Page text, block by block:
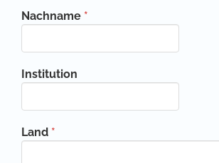
Nachname *
Institution
Land *